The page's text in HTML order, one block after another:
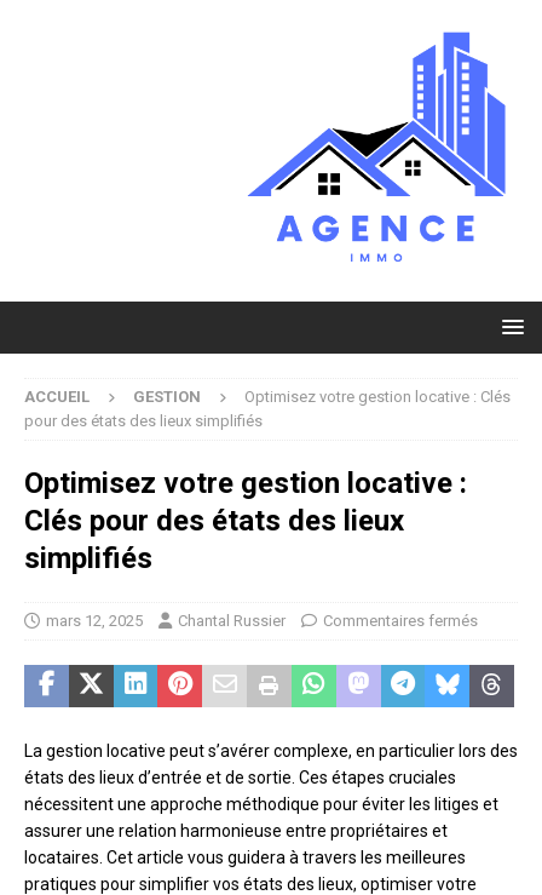
ACCUEIL GESTION
Optimisez votre gestion locative : Clés
pour des états des lieux simplifiés
Optimisez votre gestion locative :
Clés pour des états des lieux
simplifiés
mars 12, 2025 Chantal Russier Commentaires fermés
La gestion locative peut s’avérer complexe, en particulier lors des
états des lieux d’entrée et de sortie. Ces étapes cruciales
nécessitent une approche méthodique pour éviter les litiges et
assurer une relation harmonieuse entre propriétaires et
locataires. Cet article vous guidera à travers les meilleures
pratiques pour simplifier vos états des lieux, optimiser votre